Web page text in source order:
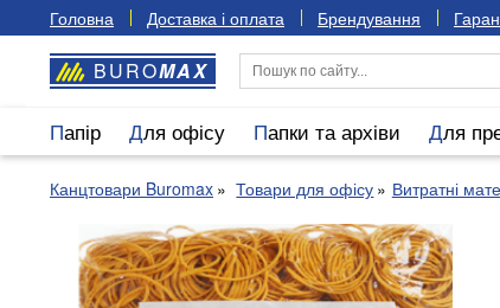
Головна Доставка і оплата Брендування
BUROMAX
Папір Для офісу Папки та архіви Для
Канцтовари Buromax Товари для офісу Витратні